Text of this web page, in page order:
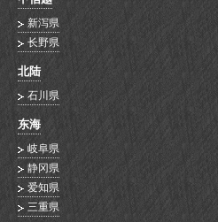
新泻県
长野県
北陆
石川県
东海
岐阜県
静冈県
爱知県
三重県